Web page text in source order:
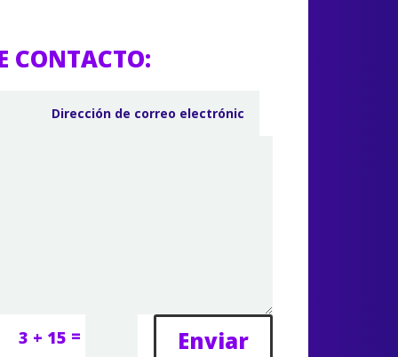
CONTACTO:
3 + 15 = Enviar